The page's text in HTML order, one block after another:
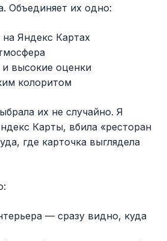
Объединяет их одно:
Яндекс Картах
высокие оценки
колоритом
их не случайно. Я
Карты, вбила «ресторан
где карточка выглядела
— сразу видно, куда